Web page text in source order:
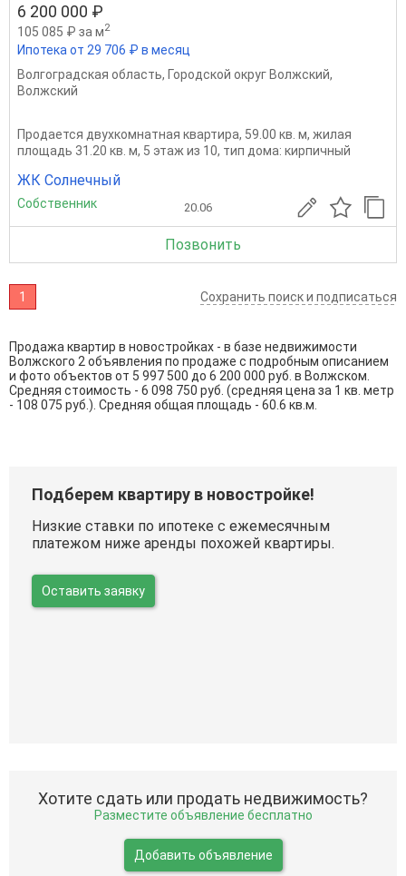
6 200 000 ₽
105 085 ₽ за м2
Ипотека от 29 706 ₽ в месяц
Волгоградская область, Городской округ Волжский,
Волжский
Продается двухкомнатная квартира, 59.00 кв. м, жилая
площадь 31.20 кв. м, 5 этаж из 10, тип дома: кирпичный
ЖК Солнечный
Собственник 20.06
Позвонить
1 Сохранить поиск и подписаться
Продажа квартир в новостройках - в базе недвижимости
Волжского 2 объявления по продаже с подробным описанием
и фото объектов от 5 997 500 до 6 200 000 руб. в Волжском.
Средняя стоимость - 6 098 750 руб. (средняя цена за 1 кв. метр
- 108 075 руб.). Средняя общая площадь - 60.6 кв.м.
Подберем квартиру в новостройке!
Низкие ставки по ипотеке с ежемесячным
платежом ниже аренды похожей квартиры.
Оставить заявку
Хотите сдать или продать недвижимость?
Разместите объявление бесплатно
Добавить объявление